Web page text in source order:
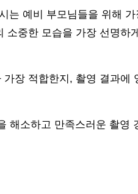
는 예비 부모님들을 위해 가
소중한 모습을 가장 선명하
장 적합한지, 촬영 결과에
해소하고 만족스러운 촬영